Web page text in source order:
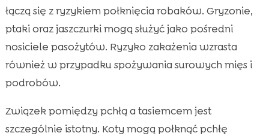
łączą się z ryzykiem połknięcia robaków. Gryzonie,
ptaki oraz jaszczurki mogą służyć jako pośredni
nosiciele pasożytów. Ryzyko zakażenia wzrasta
również w przypadku spożywania surowych mięs i
podrobów.
Związek pomiędzy pchłą a tasiemcem jest
szczególnie istotny. Koty mogą połknąć pchłę